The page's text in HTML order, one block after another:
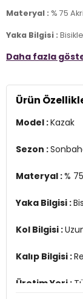
Materyal : % 75
Yaka Bilgisi :
Kol Bilgisi :Uzun
Üretim Yeri :
Daha fazla
Ürün
Model :Kazak
Sezon :
Materyal :%
Yaka Bilgisi :
Kol Bilgisi :
Kalıp Bilgisi :
Üretim Yeri :